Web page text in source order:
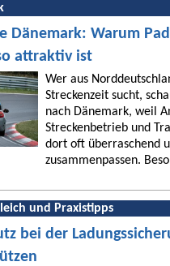
Dänemark: Warum
attraktiv ist
Wer aus
Streckenzeit sucht,
nach Dänemark, weil
Streckenbetrieb und
dort oft überraschend
zusammenpassen.
und Praxistipps
bei der